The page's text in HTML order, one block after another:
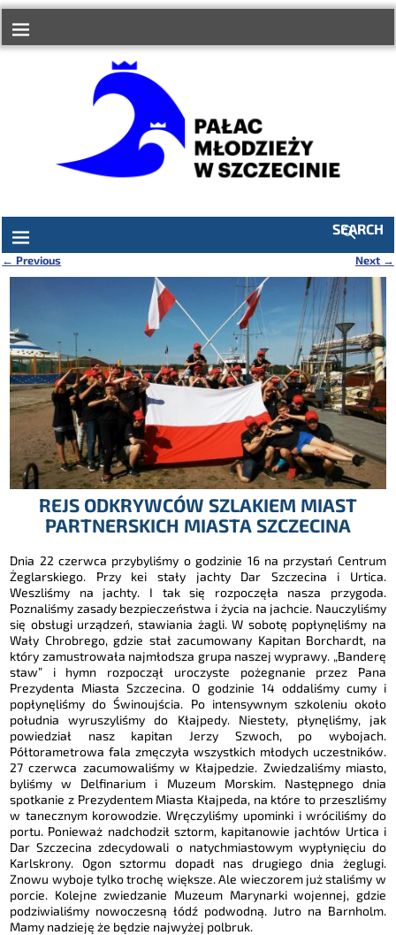
treści
SEARCH
Nawigacja
← Previous Next →
REJS ODKRYWCÓW SZLAKIEM MIAST
PARTNERSKICH MIASTA SZCZECINA
Dnia 22 czerwca przybyliśmy o godzinie 16 na przystań Centrum
Żeglarskiego. Przy kei stały jachty Dar Szczecina i Urtica.
Weszliśmy na jachty. I tak się rozpoczęła nasza przygoda.
Poznaliśmy zasady bezpieczeństwa i życia na jachcie. Nauczyliśmy
się obsługi urządzeń, stawiania żagli. W sobotę popłynęliśmy na
Wały Chrobrego, gdzie stał zacumowany Kapitan Borchardt, na
który zamustrowała najmłodsza grupa naszej wyprawy. „Banderę
staw” i hymn rozpoczął uroczyste pożegnanie przez Pana
Prezydenta Miasta Szczecina. O godzinie 14 oddaliśmy cumy i
popłynęliśmy do Świnoujścia. Po intensywnym szkoleniu około
południa wyruszyliśmy do Kłajpedy. Niestety, płynęliśmy, jak
powiedział nasz kapitan Jerzy Szwoch, po wybojach.
Półtorametrowa fala zmęczyła wszystkich młodych uczestników.
27 czerwca zacumowaliśmy w Kłajpedzie. Zwiedzaliśmy miasto,
byliśmy w Delfinarium i Muzeum Morskim. Następnego dnia
spotkanie z Prezydentem Miasta Kłajpeda, na które to przeszliśmy
w tanecznym korowodzie. Wręczyliśmy upominki i wróciliśmy do
portu. Ponieważ nadchodził sztorm, kapitanowie jachtów Urtica i
Dar Szczecina zdecydowali o natychmiastowym wypłynięciu do
Karlskrony. Ogon sztormu dopadł nas drugiego dnia żeglugi.
Znowu wyboje tylko trochę większe. Ale wieczorem już staliśmy w
porcie. Kolejne zwiedzanie Muzeum Marynarki wojennej, gdzie
podziwialiśmy nowoczesną łódź podwodną. Jutro na Barnholm.
Mamy nadzieję że będzie najwyżej polbruk.